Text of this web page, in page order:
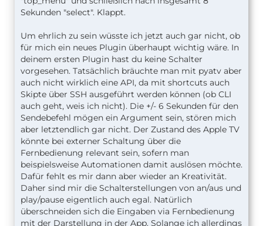
Sekunden "select". Klappt.
Um ehrlich zu sein wüsste ich jetzt auch gar nicht, ob
für mich ein neues Plugin überhaupt wichtig wäre. In
deinem ersten Plugin hast du keine Schalter
vorgesehen. Tatsächlich bräuchte man mit pyatv aber
auch nicht wirklich eine API, da mit shortcuts auch
Skipte über SSH ausgeführt werden können (ob CLI
auch geht, weis ich nicht). Die +/- 6 Sekunden für den
Sendebefehl mögen ein Argument sein, stören mich
aber letztendlich gar nicht. Der Zustand des Apple TV
könnte bei externer Schaltung über die
Fernbedienung relevant sein, sofern man
beispielsweise Automationen damit auslösen möchte.
Dafür fehlt es mir dann aber wieder an Kreativität.
Daher sind mir die Schalterstellungen von an/aus und
play/pause eigentlich auch egal. Natürlich
überschneiden sich die Eingaben via Fernbedienung
mit der Darstellung in der App. Solange ich allerdings